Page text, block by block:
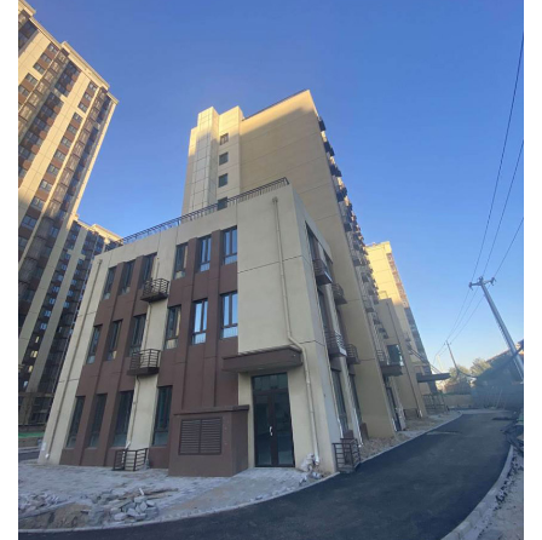
房地要
基层动
招聘信